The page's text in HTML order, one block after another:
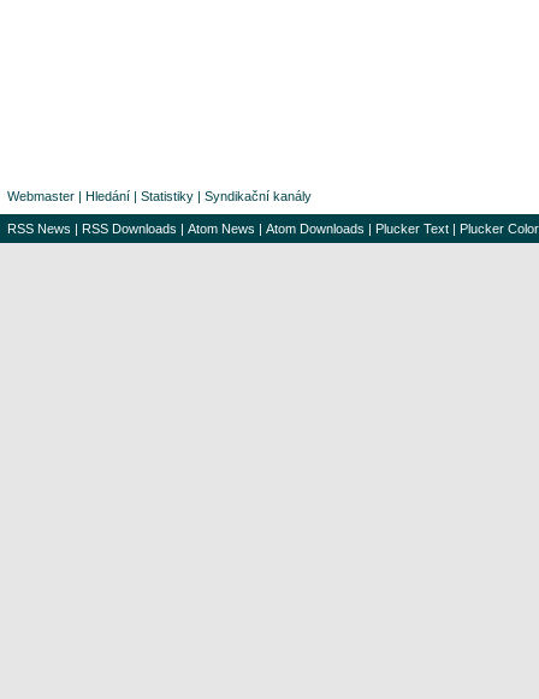
Webmaster | Hledání | Statistiky | Syndikační kanály
RSS News | RSS Downloads | Atom News | Atom Downloads | Plucker Text | Plucker Color